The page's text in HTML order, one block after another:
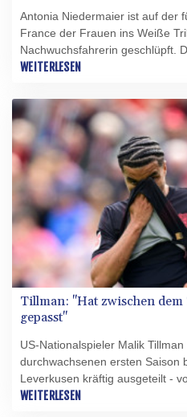
Antonia Niedermaier ist auf der
France der Frauen ins Weiße
Nachwuchsfahrerin geschlüpft.
deutschen Team Canyon/SRAM
ins Ziel. Den Etappensieg
Topfavoritin Demi Vollering (FDJ-
Gesamtführenden Schweizerin
Antonia Niedermaiers
Polen.
WEITERLESEN
Tillman: "Hat zwischen
gepasst"
US-Nationalspieler Malik
durchwachsenen ersten Saison
Leverkusen kräftig ausgeteilt -
Kasper Hjulmand. "Ich bin wohl
WEITERLESEN